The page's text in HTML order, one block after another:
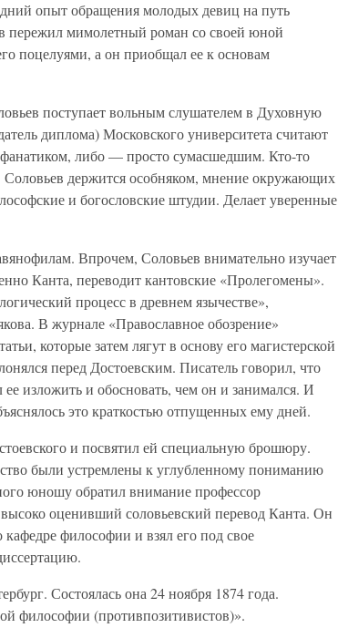
опыт обращения молодых девиц на путь
пережил мимолетный роман со своей юной
поцелуями, а он приобщал ее к основам
поступает вольным слушателем в Духовную
диплома) Московского университета считают
либо — просто сумасшедшим. Кто-то
Соловьев держится особняком, мнение окружающих
и богословские штудии. Делает уверенные
Впрочем, Соловьев внимательно изучает
Канта, переводит кантовские «Пролегомены».
процесс в древнем язычестве»,
В журнале «Православное обозрение»
которые затем лягут в основу его магистерской
перед Достоевским. Писатель говорил, что
изложить и обосновать, чем он и занимался. И
это краткостью отпущенных ему дней.
и посвятил ей специальную брошюру.
были устремлены к углубленному пониманию
юношу обратил внимание профессор
оценивший соловьевский перевод Канта. Он
философии и взял его под свое
Состоялась она 24 ноября 1874 года.
философии (противпозитивистов)».